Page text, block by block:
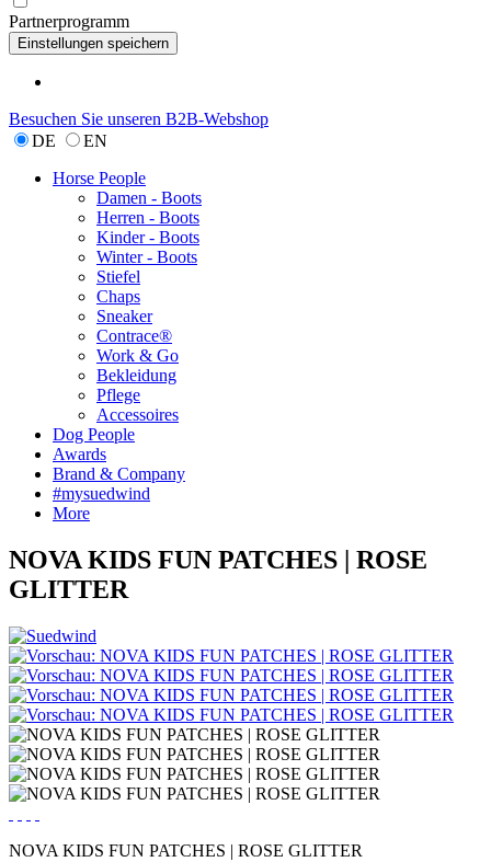
Partnerprogramm
Besuchen Sie unseren B2B-Webshop
DE
EN
Horse People
Damen - Boots
Herren - Boots
Kinder - Boots
Winter - Boots
Stiefel
Chaps
Sneaker
Contrace®
Work & Go
Bekleidung
Pflege
Accessoires
Dog People
Awards
Brand & Company
#mysuedwind
More
NOVA KIDS FUN PATCHES | ROSE
GLITTER
NOVA KIDS FUN PATCHES | ROSE GLITTER